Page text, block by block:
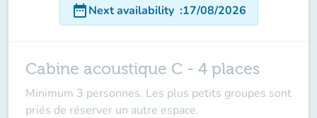
date_rangeNext availability :17/08/2026
Cabine acoustique C - 4 places
Minimum 3 personnes. Les plus petits groupes sont
priés de réserver un autre espace.